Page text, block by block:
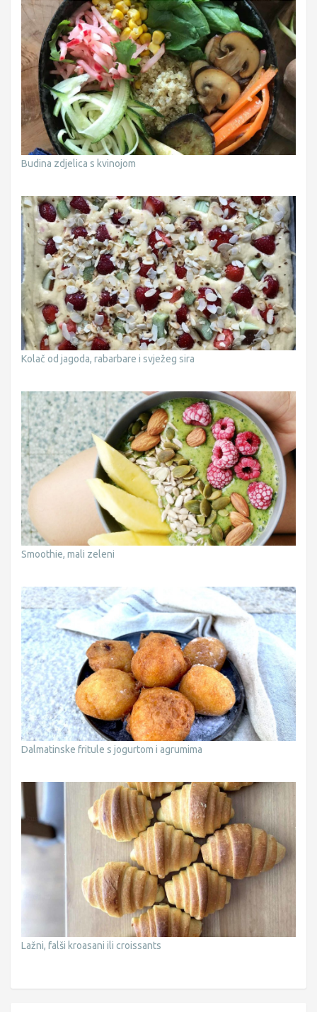
Budina zdjelica s kvinojom
Kolač od jagoda, rabarbare i svježeg sira
Smoothie, mali zeleni
Dalmatinske fritule s jogurtom i agrumima
Lažni, falši kroasani ili croissants